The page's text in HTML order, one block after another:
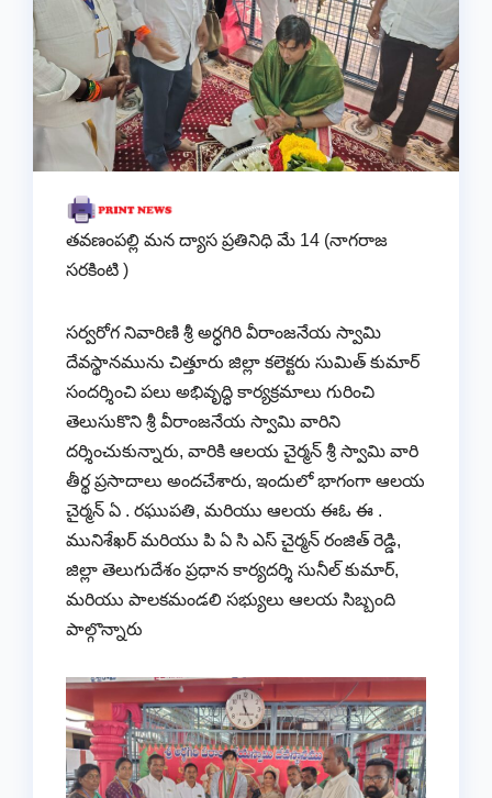
తవణంపల్లి మన ద్యాస ప్రతినిధి మే 14 (నాగరాజ
సరకింటి )
సర్వరోగ నివారిణి శ్రీ అర్ధగిరి వీరాంజనేయ స్వామి
దేవస్థానమును చిత్తూరు జిల్లా కలెక్టరు సుమిత్ కుమార్
సందర్శించి పలు అభివృద్ధి కార్యక్రమాలు గురించి
తెలుసుకొని శ్రీ వీరాంజనేయ స్వామి వారిని
దర్శించుకున్నారు, వారికి ఆలయ చైర్మన్ శ్రీ స్వామి వారి
తీర్థ ప్రసాదాలు అందచేశారు, ఇందులో భాగంగా ఆలయ
చైర్మన్ ఏ . రఘుపతి, మరియు ఆలయ ఈఓ ఈ .
మునిశేఖర్ మరియు పి ఏ సి ఎస్ చైర్మన్ రంజిత్ రెడ్డి,
జిల్లా తెలుగుదేశం ప్రధాన కార్యదర్శి సునీల్ కుమార్,
మరియు పాలకమండలి సభ్యులు ఆలయ సిబ్బంది
పాల్గొన్నారు